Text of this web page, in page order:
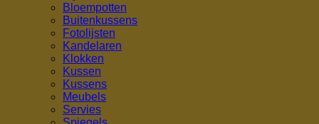
Bloempotten
Buitenkussens
Fotolijsten
Kandelaren
Klokken
Kussen
Kussens
Meubels
Servies